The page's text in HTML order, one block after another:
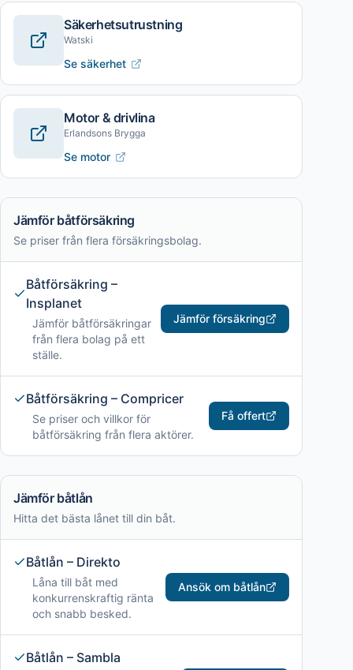
Säkerhetsutrustning
Watski
Se säkerhet
Motor & drivlina
Erlandsons Brygga
Se motor
Jämför båtförsäkring
Se priser från flera försäkringsbolag.
Båtförsäkring –
Insplanet
Jämför båtförsäkringar
från flera bolag på ett
ställe.
Jämför försäkring
Båtförsäkring – Compricer
Se priser och villkor för
båtförsäkring från flera aktörer.
Få offert
Jämför båtlån
Hitta det bästa lånet till din båt.
Båtlån – Direkto
Låna till båt med
konkurrenskraftig ränta
och snabb besked.
Ansök om båtlån
Båtlån – Sambla